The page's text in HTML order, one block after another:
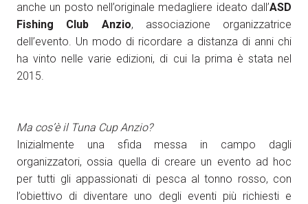
anche un posto nell’originale medagliere ideato dall’ASD
Fishing Club Anzio, associazione organizzatrice
dell’evento. Un modo di ricordare a distanza di anni chi
ha vinto nelle varie edizioni, di cui la prima è stata nel
2015.
Ma cos’è il Tuna Cup Anzio?
Inizialmente una sfida messa in campo dagli
organizzatori, ossia quella di creare un evento ad hoc
per tutti gli appassionati di pesca al tonno rosso, con
l’obiettivo di diventare uno degli eventi più richiesti e